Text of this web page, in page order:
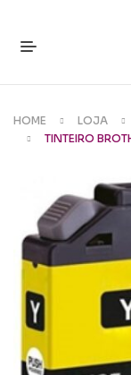
HOME LOJA
TINTEIRO